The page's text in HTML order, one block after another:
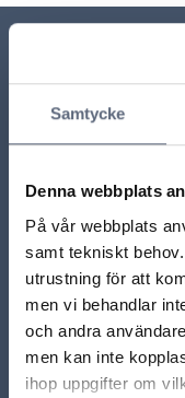
Samtycke
Denna webbplats
På vår webbplats
samt tekniskt
utrustning för att
men vi behandlar
och andra
men kan inte
ihop uppgifter om
Relaterade
Ska du flytta till ny
Måste jag betala
nummer har
Mitt nummer har
tillbaka det?
Hur vet jag vilken